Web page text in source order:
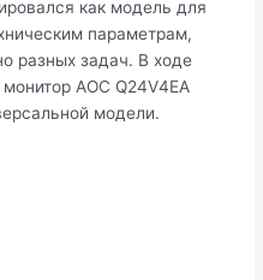
как модель для
параметрам,
разных задач. В ходе
AOC Q24V4EA
модели.